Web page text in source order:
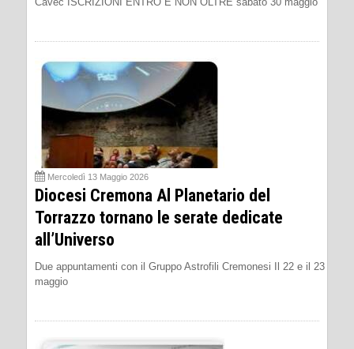
Mercoledì 13 Maggio 2026
Diocesi Cremona Al Planetario del
Torrazzo tornano le serate dedicate
all’Universo
Due appuntamenti con il Gruppo Astrofili Cremonesi Il 22 e il 23
maggio